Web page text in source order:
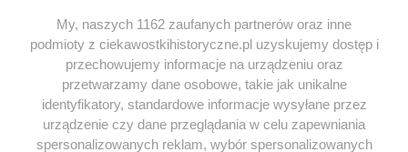
SERWIS
SPOŁECZNOŚĆ
WSPÓŁPRACA
My, naszych 1162 zaufanych partnerów oraz inne
podmioty z ciekawostkihistoryczne.pl uzyskujemy dostęp i
przechowujemy informacje na urządzeniu oraz
przetwarzamy dane osobowe, takie jak unikalne
identyfikatory, standardowe informacje wysyłane przez
urządzenie czy dane przeglądania w celu zapewniania
spersonalizowanych reklam, wybór spersonalizowanych